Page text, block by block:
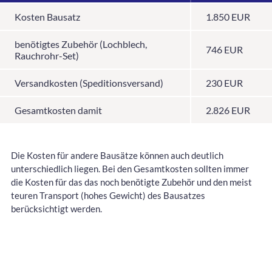
Kosten Bausatz 1.850 EUR
benötigtes Zubehör (Lochblech,
Rauchrohr-Set)
746 EUR
Versandkosten (Speditionsversand) 230 EUR
Gesamtkosten damit 2.826 EUR
Die Kosten für andere Bausätze können auch deutlich
unterschiedlich liegen. Bei den Gesamtkosten sollten immer
die Kosten für das das noch benötigte Zubehör und den meist
teuren Transport (hohes Gewicht) des Bausatzes
berücksichtigt werden.